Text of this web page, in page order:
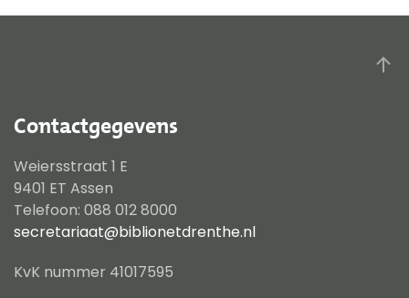
Contactgegevens
Weiersstraat 1 E
9401 ET Assen
Telefoon: 088 012 8000
secretariaat@biblionetdrenthe.nl
KvK nummer 41017595